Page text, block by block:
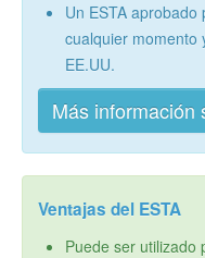
Un ESTA
cualquier momento
EE.UU.
Más información
Ventajas del ESTA
Puede ser utilizado